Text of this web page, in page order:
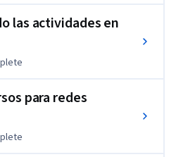
cómo se ejecuta una estrategia
que debes de tener
de tu estrategia.
si es posible gestionar la
con un esquema mixto;
de realizar una escucha
te permitirán desarrollar esta
las actividades en
para redes